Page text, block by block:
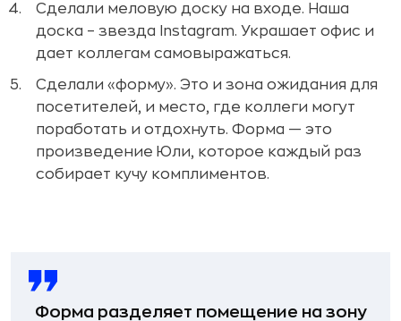
Сделали меловую доску на входе. Наша
доска – звезда Instagram. Украшает офис и
дает коллегам самовыражаться.
Сделали «форму». Это и зона ожидания для
посетителей, и место, где коллеги могут
поработать и отдохнуть. Форма — это
произведение Юли, которое каждый раз
собирает кучу комплиментов.
Форма разделяет помещение на зону